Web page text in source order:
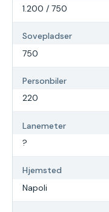
1.200 / 750
Sovepladser
750
Personbiler
220
Lanemeter
?
Hjemsted
Napoli